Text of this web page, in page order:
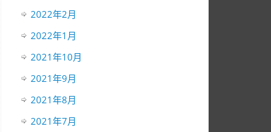
2022年2月
2022年1月
2021年10月
2021年9月
2021年8月
2021年7月